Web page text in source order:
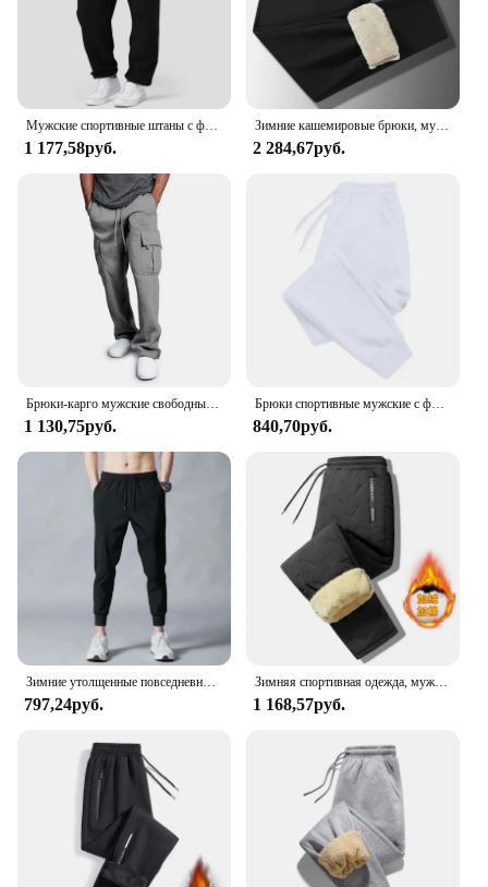
without sacrificing comfort. Whether you're looking
for a set of joggers for your activewear collection or
searching for a reliable supplier to stock your store,
these joggers are sure to meet your needs.
Мужские спортивные штаны с флисовой подкладкой, широкие прямые штаны, спортивные штаны, штаны для бега, свободные спортивные штаны с высокой талией, штаны для йоги
1 177,58руб.
Зимние кашемировые брюки, мужские флисовые теплые толстые повседневные спортивные брюки, высококачественные модные спортивные брюки на шнуровке большого размера
2 284,67руб.
Брюки-карго мужские свободные, джоггеры, брюки-карго, много карманов, стиль хип-хоп, уличная одежда, длинные штаны-карго, Осень-зима
1 130,75руб.
Брюки спортивные мужские с флисовой подкладкой, теплые уличные штаны для бега, уличная одежда в стиле Харадзюку, повседневные штаны, Осень-зима
840,70руб.
Зимние утолщенные повседневные брюки на флисовой подкладке, мужские спортивные штаны свободного кроя, модные молодежные спортивные штаны, брюки со сборками ног, повседневные брюки
797,24руб.
Зимняя спортивная одежда, мужские плюшевые толстые флисовые спортивные штаны, термобрюки из овечьей шерсти, повседневные брюки, ветрозащитные теплые хлопковые брюки 8828
1 168,57руб.